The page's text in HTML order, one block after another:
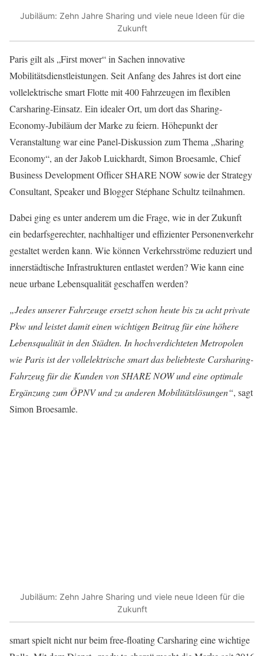
Jubiläum: Zehn Jahre Sharing und viele neue Ideen für die
Zukunft
Paris gilt als „First mover“ in Sachen innovative
Mobilitätsdienstleistungen. Seit Anfang des Jahres ist dort eine
vollelektrische smart Flotte mit 400 Fahrzeugen im flexiblen
Carsharing-Einsatz. Ein idealer Ort, um dort das Sharing-
Economy-Jubiläum der Marke zu feiern. Höhepunkt der
Veranstaltung war eine Panel-Diskussion zum Thema „Sharing
Economy“, an der Jakob Luickhardt, Simon Broesamle, Chief
Business Development Officer SHARE NOW sowie der Strategy
Consultant, Speaker und Blogger Stéphane Schultz teilnahmen.
Dabei ging es unter anderem um die Frage, wie in der Zukunft
ein bedarfsgerechter, nachhaltiger und effizienter Personenverkehr
gestaltet werden kann. Wie können Verkehrsströme reduziert und
innerstädtische Infrastrukturen entlastet werden? Wie kann eine
neue urbane Lebensqualität geschaffen werden?
„Jedes unserer Fahrzeuge ersetzt schon heute bis zu acht private
Pkw und leistet damit einen wichtigen Beitrag für eine höhere
Lebensqualität in den Städten. In hochverdichteten Metropolen
wie Paris ist der vollelektrische smart das beliebteste Carsharing-
Fahrzeug für die Kunden von SHARE NOW und eine optimale
Ergänzung zum ÖPNV und zu anderen Mobilitätslösungen“, sagt
Simon Broesamle.
Jubiläum: Zehn Jahre Sharing und viele neue Ideen für die
Zukunft
smart spielt nicht nur beim free-floating Carsharing eine wichtige